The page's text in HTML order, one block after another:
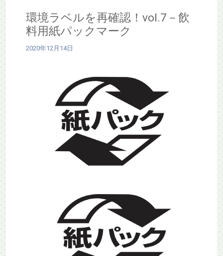
環境ラベルを再確認！vol.7－飲
料用紙パックマーク
2020年12月14日